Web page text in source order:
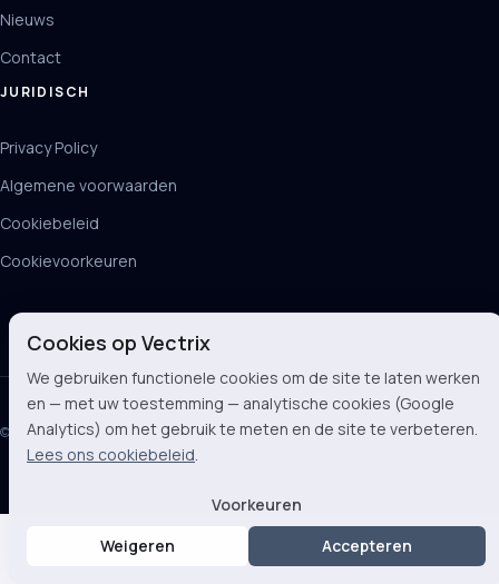
Nieuws
Contact
JURIDISCH
Privacy Policy
Algemene voorwaarden
Cookiebeleid
Cookievoorkeuren
© 2026 Vectrix BV
Cookies op Vectrix
We gebruiken functionele cookies om de site te laten werken
en — met uw toestemming — analytische cookies (Google
Analytics) om het gebruik te meten en de site te verbeteren.
Lees ons cookiebeleid.
Voorkeuren
Weigeren
Accepteren